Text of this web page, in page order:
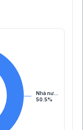
Nhà nư…
50.5%